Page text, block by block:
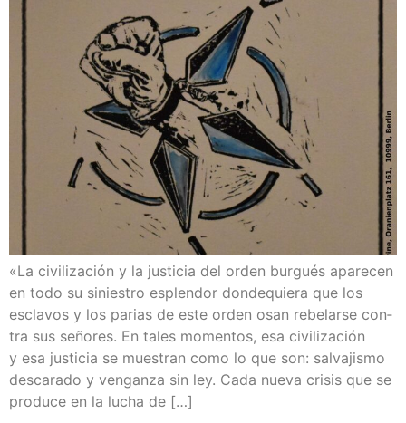
«La civi­li­za­ción y la jus­ti­cia del orden bur­gués apa­re­cen
en todo su sinies­tro esplen­dor don­de­quie­ra que los
escla­vos y los parias de este orden osan rebe­lar­se con­
tra sus seño­res. En tales momen­tos, esa civi­li­za­ción
y esa jus­ti­cia se mues­tran como lo que son: sal­va­jis­mo
des­ca­ra­do y ven­gan­za sin ley. Cada nue­va cri­sis que se
pro­du­ce en la lucha de […]